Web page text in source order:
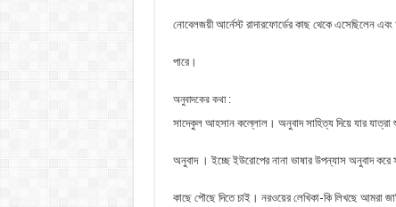
নোবেলজয়ী আর্নেস্ট রাদারফোর্ডের কাছ থেকে এসেছিলেন
পারে।
অনুবাদকের কথা :
সাদেকুল আহসান কল্লোল। অনুবাদ সাহিত্য দিয়ে যার
অনুবাদ । ইচ্ছে ইউরােপের নানা ভাষার উপন্যাস অনুবাদ
কাছে পৌছে দিতে চাই। নরওয়ের লেখিকা-কি লিখছে আমরা